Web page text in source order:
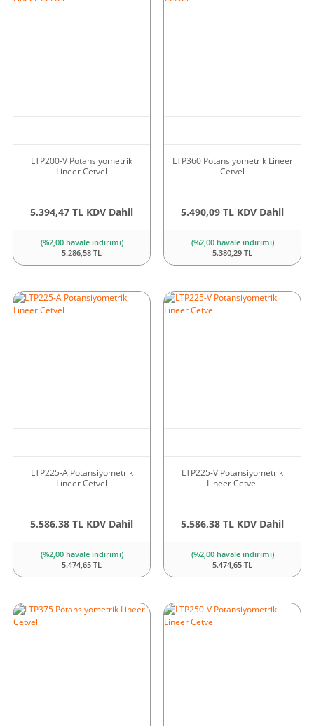
LTP200-V Potansiyometrik
Lineer Cetvel
5.394,47 TL KDV Dahil
(%2,00 havale indirimi)
5.286,58 TL
LTP360 Potansiyometrik Lineer
Cetvel
5.490,09 TL KDV Dahil
(%2,00 havale indirimi)
5.380,29 TL
LTP225-A Potansiyometrik
Lineer Cetvel
5.586,38 TL KDV Dahil
(%2,00 havale indirimi)
5.474,65 TL
LTP225-V Potansiyometrik
Lineer Cetvel
5.586,38 TL KDV Dahil
(%2,00 havale indirimi)
5.474,65 TL